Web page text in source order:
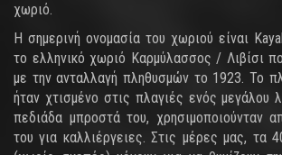
χωριό.
Η σημερινή ονομασία του χωριού είναι
το ελληνικό χωριό Καρμύλασσος / Λιβίσι
με την ανταλλαγή πληθυσμών το 1923. Το
ήταν χτισμένο στις πλαγιές ενός μεγάλου
πεδιάδα μπροστά του, χρησιμοποιούνταν
του για καλλιέργειες. Στις μέρες μας, τα